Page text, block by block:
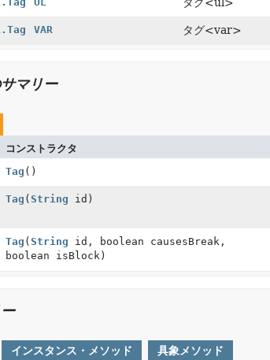
VAR タグ<var>
マリー
コンストラクタ
Tag ()
Tag ( String id)
Tag ( String id, boolean causesBreak,
boolean isBlock)
インスタンス・メソッド 具象メソッド